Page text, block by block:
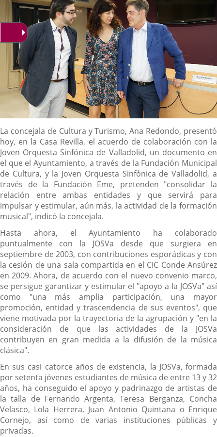
Descripción
La concejala de Cultura y Turismo, Ana Redondo, presentó
hoy, en la Casa Revilla, el acuerdo de colaboración con la
Joven Orquesta Sinfónica de Valladolid, un documento en
el que el Ayuntamiento, a través de la Fundación Municipal
de Cultura, y la Joven Orquesta Sinfónica de Valladolid, a
través de la Fundación Eme, pretenden "consolidar la
relación entre ambas entidades y que servirá para
impulsar y estimular, aún más, la actividad de la formación
musical", indicó la concejala.
Hasta ahora, el Ayuntamiento ha colaborado
puntualmente con la JOSVa desde que surgiera en
septiembre de 2003, con contribuciones esporádicas y con
la cesión de una sala compartida en el CIC Conde Ansúrez
en 2009. Ahora, de acuerdo con el nuevo convenio marco,
se persigue garantizar y estimular el "apoyo a la JOSVa" así
como "una más amplia participación, una mayor
promoción, entidad y trascendencia de sus eventos", que
viene motivada por la trayectoria de la agrupación y "en la
consideración de que las actividades de la JOSVa
contribuyen en gran medida a la difusión de la música
clásica".
En sus casi catorce años de existencia, la JOSVa, formada
por setenta jóvenes estudiantes de música de entre 13 y 32
años, ha conseguido el apoyo y padrinazgo de artistas de
la talla de Fernando Argenta, Teresa Berganza, Concha
Velasco, Lola Herrera, Juan Antonio Quintana o Enrique
Cornejo, así como de varias instituciones públicas y
privadas.